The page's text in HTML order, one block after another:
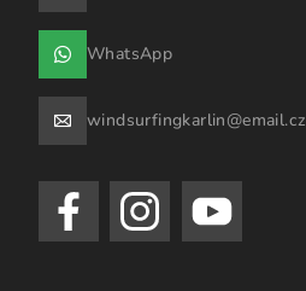
WhatsApp
windsurfingkarlin@email.cz